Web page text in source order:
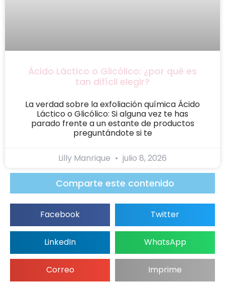
Ácido Láctico o Glicólico: ¿por qué es
tan difícil elegir?
La verdad sobre la exfoliación química Ácido
Láctico o Glicólico: Si alguna vez te has
parado frente a un estante de productos
preguntándote si te
Lilly Manrique julio 8, 2026
Comparte este contenido
Facebook Twitter
LinkedIn WhatsApp
Correo Imprime